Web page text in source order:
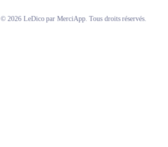
© 2026 LeDico par MerciApp. Tous droits réservés.